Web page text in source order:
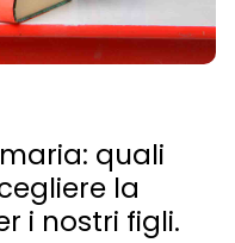
quali
la
i nostri figli.